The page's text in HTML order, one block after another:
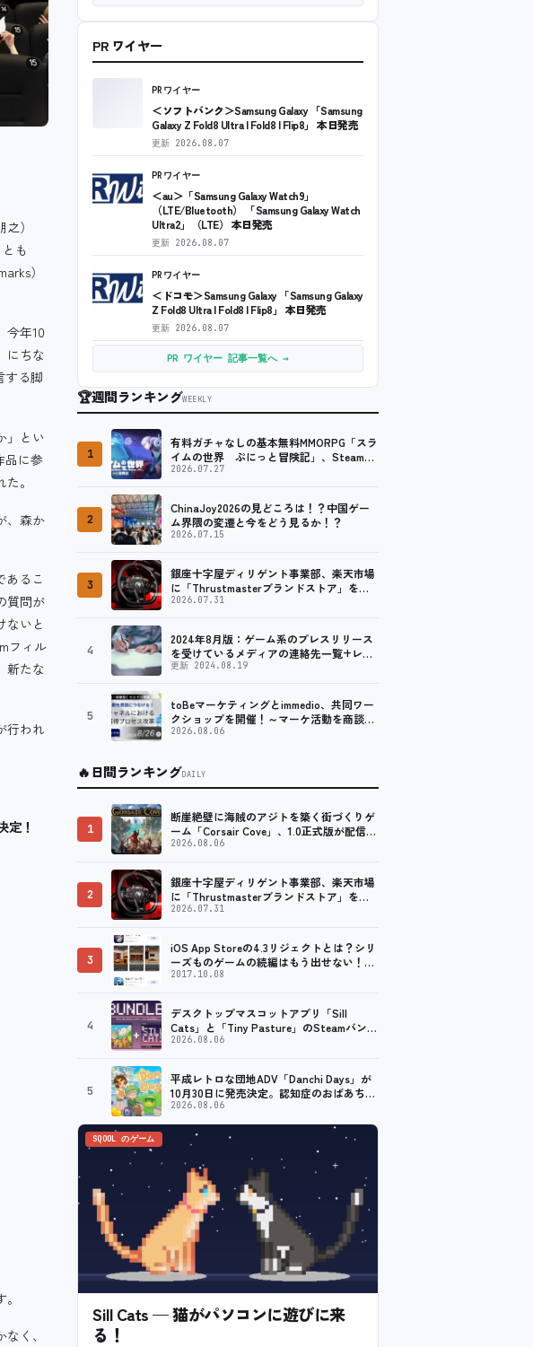
）
も
）
今年10
にちな
する脚
」とい
品に参
。
、森か
あるこ
質問が
ないと
フィル
新たな
行われ
定！
く、
PR ワイヤー
PRワイヤー
＜ソフトバンク＞Samsung Galaxy 「Samsung
Galaxy Z Fold8 Ultra | Fold8 | Flip8」 本日発売
更新 2026.08.07
PRワイヤー
＜au＞「Samsung Galaxy Watch9」
（LTE/Bluetooth） 「Samsung Galaxy Watch
Ultra2」（LTE） 本日発売
更新 2026.08.07
PRワイヤー
＜ドコモ＞Samsung Galaxy 「Samsung Galaxy
Z Fold8 Ultra | Fold8 | Flip8」 本日発売
更新 2026.08.07
PR ワイヤー 記事一覧へ →
🏆週間ランキングWEEKLY
1
有料ガチャなしの基本無料MMORPG「スラ
イムの世界 ぷにっと冒険記」、Steam向
けの無料体験版が8月末に配信決定
2026.07.27
2
ChinaJoy2026の見どころは！？中国ゲー
ム界隈の変遷と今をどう見るか！？
2026.07.15
3
銀座十字屋ディリゲント事業部、楽天市場
に「Thrustmasterブランドストア」をオ
ープン。記念キャンペーンでポイントアッ
2026.07.31
4
2024年8月版：ゲーム系のプレスリリース
を受けているメディアの連絡先一覧+レビ
ュー依頼先一覧
更新 2024.08.19
5
toBeマーケティングとimmedio、共同ワー
クショップを開催！～マーケ活動を商談に
つなげる！複数チャネルにおける商談獲得
2026.08.06
🔥日間ランキングDAILY
1
断崖絶壁に海賊のアジトを築く街づくりゲ
ーム「Corsair Cove」、1.0正式版が配信開
始！
2026.08.06
2
銀座十字屋ディリゲント事業部、楽天市場
に「Thrustmasterブランドストア」をオ
ープン。記念キャンペーンでポイントアッ
ローラーを中心に、幅広くラインナップ
2026.07.31
3
iOS App Storeの4.3リジェクトとは？シリ
ーズものゲームの続編はもう出せない！？
脱出ゲームで相次ぐリジェクト
2017.10.08
4
デスクトップマスコットアプリ「Sill
Cats」と「Tiny Pasture」のSteamバンド
ルセットが販売開始。通常価格より10%割
2026.08.06
5
平成レトロな団地ADV「Danchi Days」が
10月30日に発売決定。認知症のおばあちゃ
んのために夏祭り復活を目指す
2026.08.06
SQOOL のゲーム
Sill Cats — 猫がパソコンに遊びに来
る！